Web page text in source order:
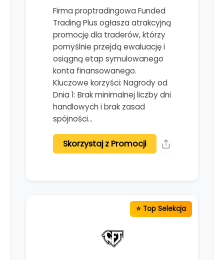
Firma proptradingowa Funded
Trading Plus ogłasza atrakcyjną
promocję dla traderów, którzy
pomyślnie przejdą ewaluację i
osiągną etap symulowanego
konta finansowanego.
Kluczowe korzyści: Nagrody od
Dnia 1: Brak minimalnej liczby dni
handlowych i brak zasad
spójności…
Skorzystaj z Promocji